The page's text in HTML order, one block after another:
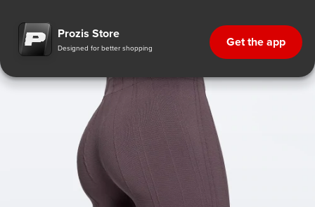
Prozis Store
Designed for better shopping Get the app